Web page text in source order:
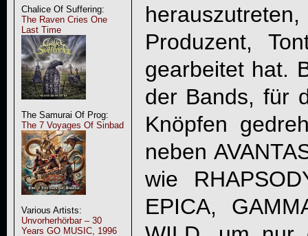
Chalice Of Suffering:
The Raven Cries One
Last Time
The Samurai Of Prog:
The 7 Voyages Of Sinbad
Various Artists:
Unvorherhörbar – 30
Years GO MUSIC, 1996
Produzent,
gearbeitet hat.
der Bands, für
Knöpfen
neben
wie
EPICA,